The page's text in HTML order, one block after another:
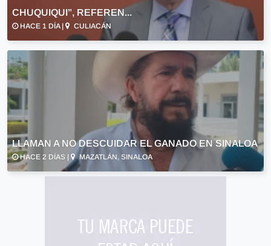
CHUQUIQUI”, REFEREN...
HACE 1 DÍA | CULIACÁN
LLAMAN A NO DESCUIDAR EL GANADO EN SINALOA
HACE 2 DÍAS | MAZATLÁN, SINALOA